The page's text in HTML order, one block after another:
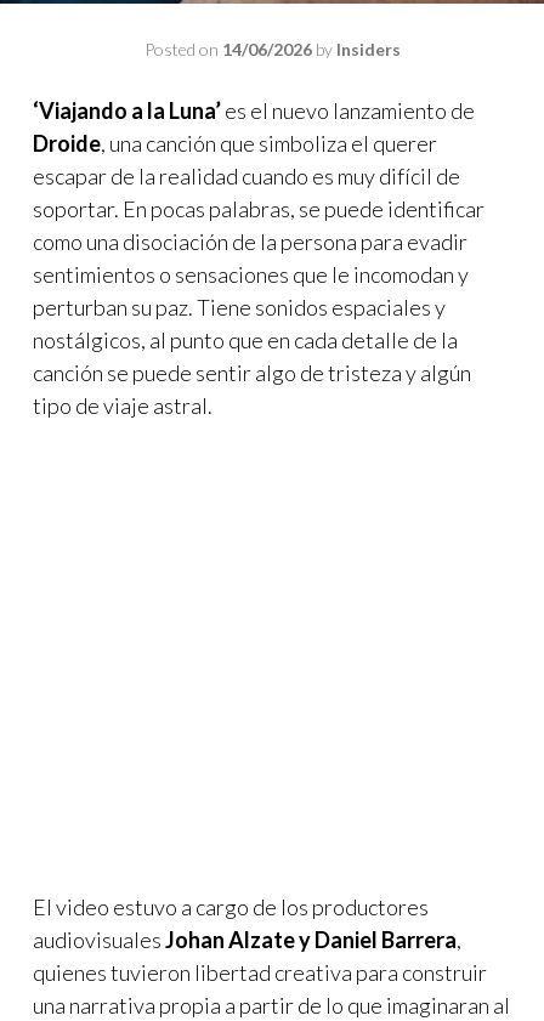
Posted on 14/06/2026by Insiders
‘Viajando a la Luna’es el nuevo lanzamiento de
Droide, una canción que simboliza el querer
escapar de la realidad cuando es muy difícil de
soportar. En pocas palabras, se puede identificar
como una disociación de la persona para evadir
sentimientos o sensaciones que le incomodan y
perturban su paz. Tiene sonidos espaciales y
nostálgicos, al punto que en cada detalle de la
canción se puede sentir algo de tristeza y algún
tipo de viaje astral.
El video estuvo a cargo de los productores
audiovisualesJohan Alzate y Daniel Barrera,
quienes tuvieron libertad creativa para construir
una narrativa propia a partir de lo que imaginaran al